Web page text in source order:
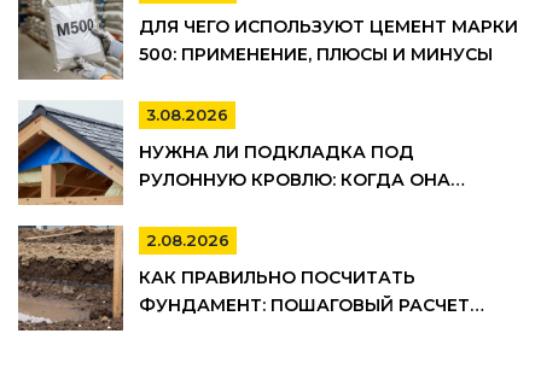
ДЛЯ ЧЕГО ИСПОЛЬЗУЮТ ЦЕМЕНТ МАРКИ
500: ПРИМЕНЕНИЕ, ПЛЮСЫ И МИНУСЫ
3.08.2026
НУЖНА ЛИ ПОДКЛАДКА ПОД
РУЛОННУЮ КРОВЛЮ: КОГДА ОНА
СЭКОНОМИТЬ
2.08.2026
КАК ПРАВИЛЬНО ПОСЧИТАТЬ
ФУНДАМЕНТ: ПОШАГОВЫЙ РАСЧЕТ